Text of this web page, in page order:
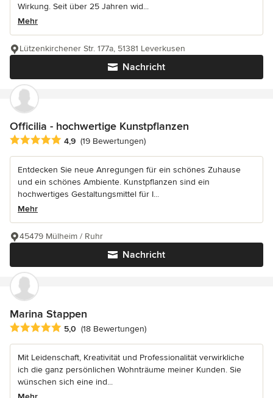
Wirkung. Seit über 25 Jahren wid...
Mehr
Nachricht
Lützenkirchener Str. 177a, 51381 Leverkusen
Officilia - hochwertige Kunstpflanzen
Durchschnittliche Bewertung: 4.9 von 5 Sternen
4,9 (19 Bewertungen)
Entdecken Sie neue Anregungen für ein schönes Zuhause
und ein schönes Ambiente. Kunstpflanzen sind ein
hochwertiges Gestaltungsmittel für I...
Mehr
Nachricht
45479 Mülheim / Ruhr
Marina Stappen
Durchschnittliche Bewertung: 5 von 5 Sternen
5,0 (18 Bewertungen)
Mit Leidenschaft, Kreativität und Professionalität verwirkliche
ich die ganz persönlichen Wohnträume meiner Kunden. Sie
wünschen sich eine ind...